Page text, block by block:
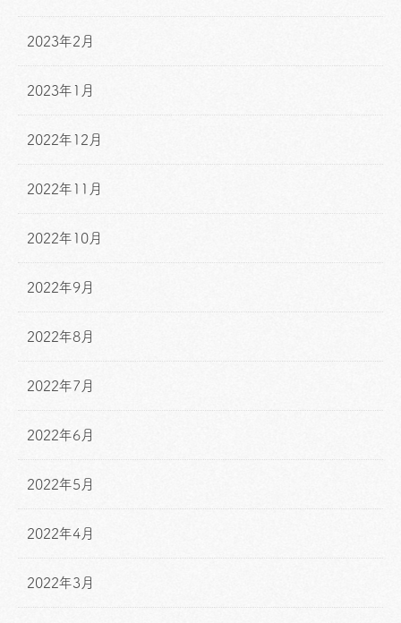
2023年2月
2023年1月
2022年12月
2022年11月
2022年10月
2022年9月
2022年8月
2022年7月
2022年6月
2022年5月
2022年4月
2022年3月